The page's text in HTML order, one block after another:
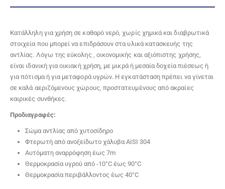
Κατάλληλη για χρήση σε καθαρό νερό, χωρίς χημικά και διαβρωτικά
στοιχεία που μπορεί να επιδράσουν στα υλικά κατασκευής της
αντλίας. Λόγω της εύκολης , οικονομικής και αξιόπιστης χρήσης,
είναι ιδανική για οικιακή χρήση, με μικρά ή μεσαία δοχεία πιέσεως ή
για πότισμα ή για μεταφορά υγρών. Η εγκατάσταση πρέπει να γίνεται
σε καλά αεριζόμενους χώρους, προστατευμένους από ακραίες
καιρικές συνθήκες.
Προδιαγραφές:
Σώμα αντλίας από χυτοσίδηρο
Φτερωτή από ανοξείδωτο χάλυβα AISI 304
Αυτόματη αναρρόφηση έως 7m
Θερμοκρασία υγρού από -10°C έως 90°C
Θερμοκρασία περιβάλλοντος έως 40°C